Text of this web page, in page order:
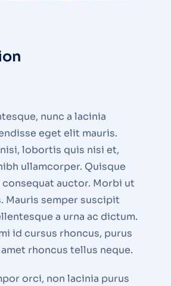
nunc a lacinia
eget elit mauris.
lobortis quis nisi et,
ullamcorper. Quisque
auctor. Morbi ut
Mauris semper suscipit
a urna ac dictum.
id cursus rhoncus, purus
rhoncus tellus neque.
orci, non lacinia purus